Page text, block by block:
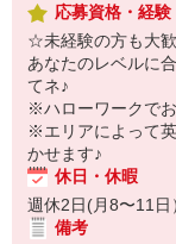
応募資格・経験
☆未経験の方も大
あなたのレベルに
てネ♪
※ハローワークで
※エリアによって
かせます♪
休日・休暇
週休2日(月8〜11日
備考